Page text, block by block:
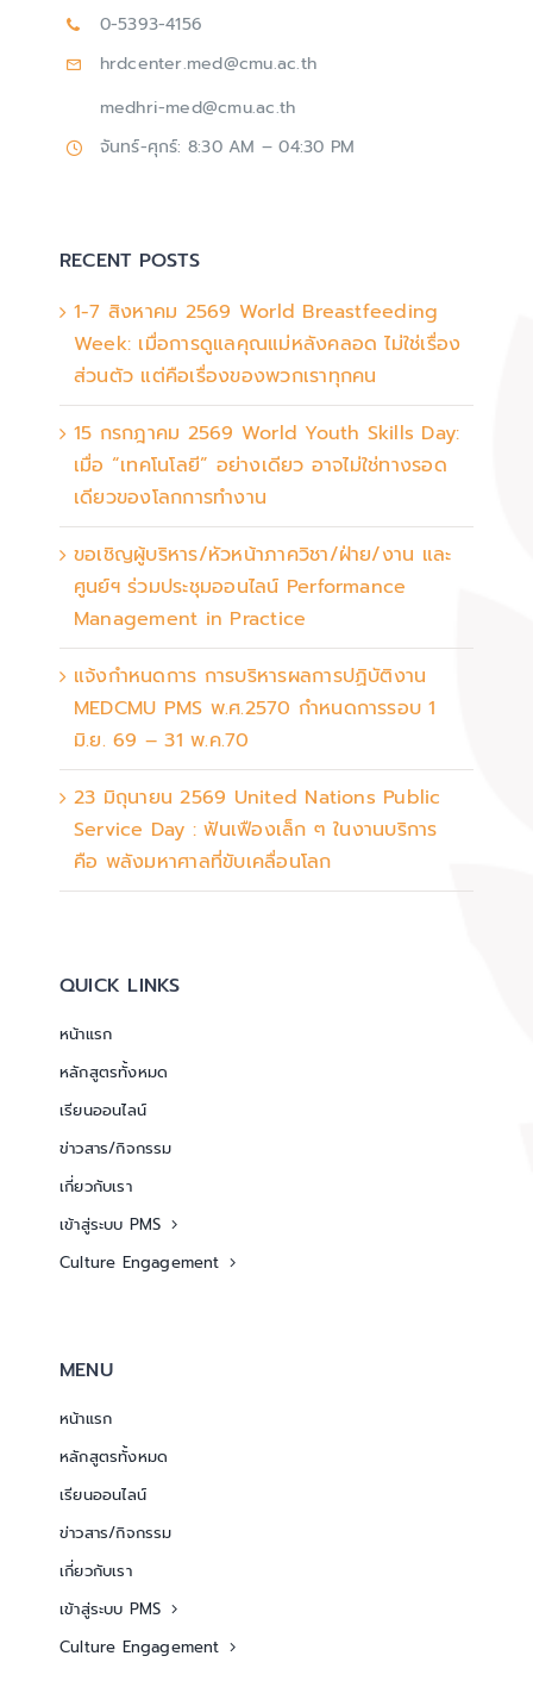
0-5393-4156
hrdcenter.med@cmu.ac.th
medhri-med@cmu.ac.th
จันทร์-ศุกร์: 8:30 AM – 04:30 PM
RECENT POSTS
1-7 สิงหาคม 2569 World Breastfeeding
Week: เมื่อการดูแลคุณแม่หลังคลอด ไม่ใช่เรื่อง
ส่วนตัว แต่คือเรื่องของพวกเราทุกคน
15 กรกฎาคม 2569 World Youth Skills Day:
เมื่อ “เทคโนโลยี” อย่างเดียว อาจไม่ใช่ทางรอด
เดียวของโลกการทำงาน
ขอเชิญผู้บริหาร/หัวหน้าภาควิชา/ฝ่าย/งาน และ
ศูนย์ฯ ร่วมประชุมออนไลน์ Performance
Management in Practice
แจ้งกำหนดการ การบริหารผลการปฏิบัติงาน
MEDCMU PMS พ.ศ.2570 กำหนดการรอบ 1
มิ.ย. 69 – 31 พ.ค.70
23 มิถุนายน 2569 United Nations Public
Service Day : ฟันเฟืองเล็ก ๆ ในงานบริการ
คือ พลังมหาศาลที่ขับเคลื่อนโลก
QUICK LINKS
หน้าแรก
หลักสูตรทั้งหมด
เรียนออนไลน์
ข่าวสาร/กิจกรรม
เกี่ยวกับเรา
เข้าสู่ระบบ PMS
Culture Engagement
MENU
หน้าแรก
หลักสูตรทั้งหมด
เรียนออนไลน์
ข่าวสาร/กิจกรรม
เกี่ยวกับเรา
เข้าสู่ระบบ PMS
Culture Engagement